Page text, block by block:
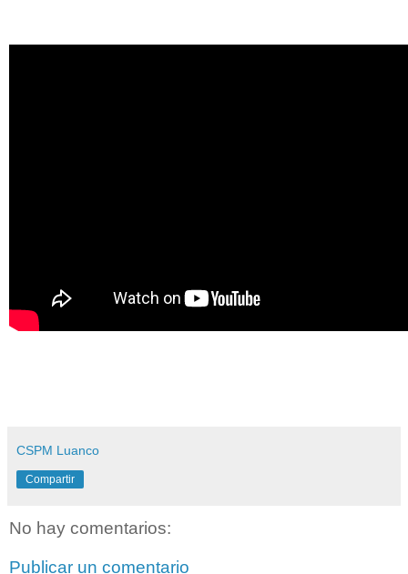
CSPM Luanco
Compartir
No hay comentarios:
Publicar un comentario